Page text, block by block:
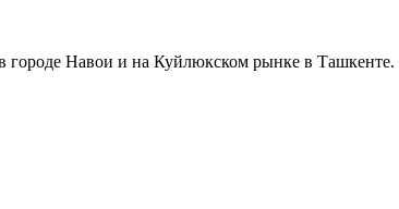
городе Навои и на Куйлюкском рынке в